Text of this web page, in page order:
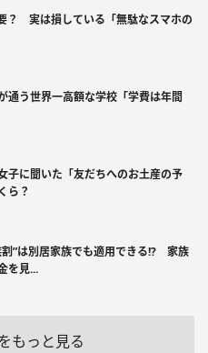
？ 実は損している「無駄なスマホの
通う世界一高額な学校「学費は年間
に聞いた「友だちへのお土産の予
ら？
割”は別居家族でも適用できる!? 家族
を見...
もっと見る